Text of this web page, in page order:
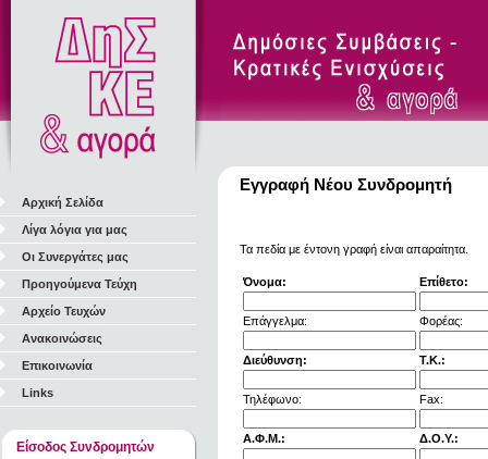
Αρχική Σελίδα
Λίγα λόγια για μας
Οι Συνεργάτες μας
Προηγούμενα Τεύχη
Αρχείο Τευχών
Ανακοινώσεις
Επικοινωνία
Links
Είσοδος Συνδρομητών
Εγγραφή Νέου Συνδρομητή
Τα πεδία με έντονη γραφή είναι απαραίτητα.
Όνομα: Επίθετο:
Επάγγελμα: Φορέας:
Διεύθυνση: Τ.Κ.:
Τηλέφωνο: Fax:
Α.Φ.Μ.: Δ.Ο.Υ.: